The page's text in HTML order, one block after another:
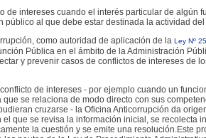
de intereses cuando el interés particular de algún
público al que debe estar destinada la actividad del
como autoridad de aplicación de la Ley Nº
Pública en el ámbito de la Administración
y prevenir casos de conflictos de intereses de
de intereses - por ejemplo cuando un
que se relaciona de modo directo con sus
cruzarse - la Oficina Anticorrupción da
el que se revisa la información inicial, se recolecta
la cuestión y se emite una resolución.Este